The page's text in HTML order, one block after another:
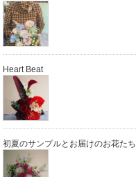
Heart Beat
初夏のサンプルとお届けのお花たち